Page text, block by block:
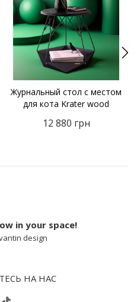
Журнальный стол с местом
для кота Krater wood
12 880 грн
in your space!
design
НА НАС